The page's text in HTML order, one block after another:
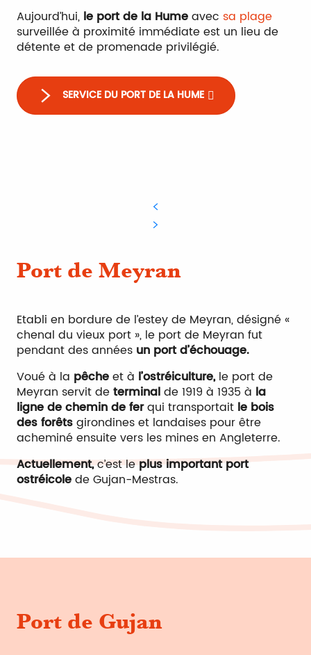
Port de la Mole
Aujourd’hui, le port de la Humeavec sa plage
surveillée à proximité immédiate est un lieu de
détente et de promenade privilégié.
SERVICE DU PORT DE LA HUME
Port de Meyran
Etabli en bordure de l’estey de Meyran, désigné «
chenal du vieux port », le port de Meyran fut
pendant des années un port d’échouage.
Voué à la pêcheet à l’ostréiculture,le port de
Meyran servit determinalde 1919 à 1935 à la
ligne de chemin de ferqui transportait le bois
des forêtsgirondines et landaises pour être
acheminé ensuite vers les mines en Angleterre.
Actuellement,c’est le plus important port
ostréicolede Gujan-Mestras.
Port de Gujan